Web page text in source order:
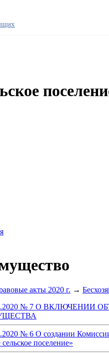
акты 2020 г. →
№ 7 О
№ 6 О создании
поселение»